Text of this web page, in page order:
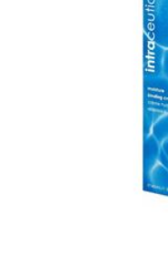
fugtighedsgelé og
fugtighedsbindende